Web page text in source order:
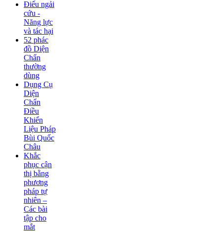
Điếu ngải
cứu -
Năng lực
và tác hại
52 phác
đồ Diện
Chẩn
thường
dùng
Dụng Cụ
Diện
Chẩn
Điều
Khiển
Liệu Pháp
Bùi Quốc
Châu
Khắc
phục cận
thị bằng
phương
pháp tự
nhiên –
Các bài
tập cho
mắt